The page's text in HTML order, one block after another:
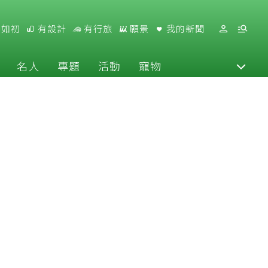
初 有設計 有行旅 願景 我的新聞
名人 專題 活動 寵物